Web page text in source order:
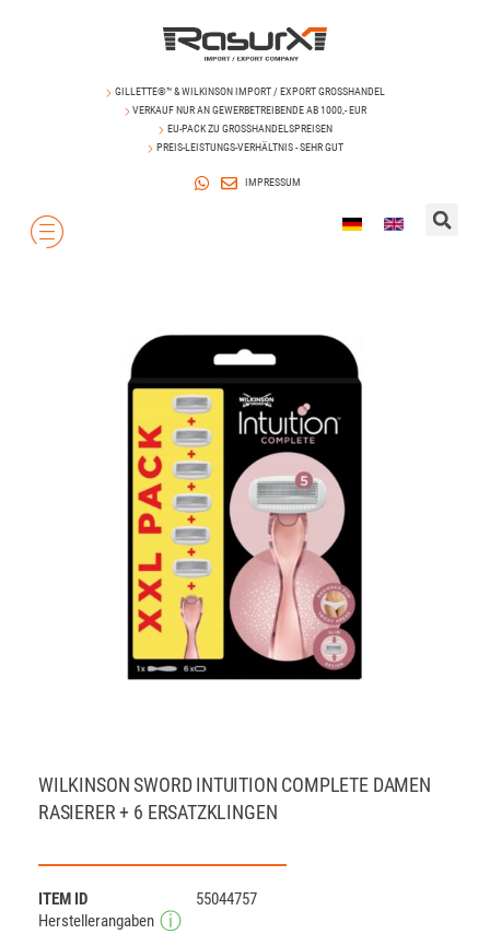
GILLETTE®™ & WILKINSON IMPORT / EXPORT GROSSHANDEL
VERKAUF NUR AN GEWERBETREIBENDE AB 1000,- EUR
EU-PACK ZU GROSSHANDELSPREISEN
PREIS-LEISTUNGS-VERHÄLTNIS - SEHR GUT
IMPRESSUM
WILKINSON SWORD INTUITION COMPLETE DAMEN
RASIERER + 6 ERSATZKLINGEN
ITEM ID
55044757
Herstellerangaben